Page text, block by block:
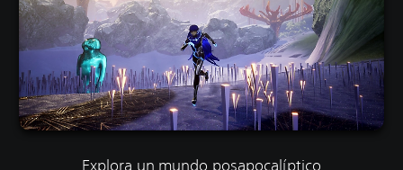
Explora un mundo posapocalíptico